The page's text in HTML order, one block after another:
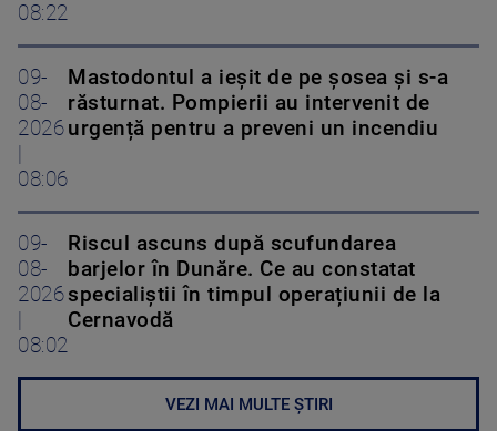
08:22
09-
08-
2026
08:06
Mastodontul a ieșit de pe șosea și s-a
răsturnat. Pompierii au intervenit de
urgență pentru a preveni un incendiu
09-
08-
2026
08:02
Riscul ascuns după scufundarea
barjelor în Dunăre. Ce au constatat
specialiștii în timpul operațiunii de la
Cernavodă
VEZI MAI MULTE ȘTIRI